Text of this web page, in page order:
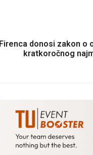
Firenca donosi zakon o
kratkoročnog